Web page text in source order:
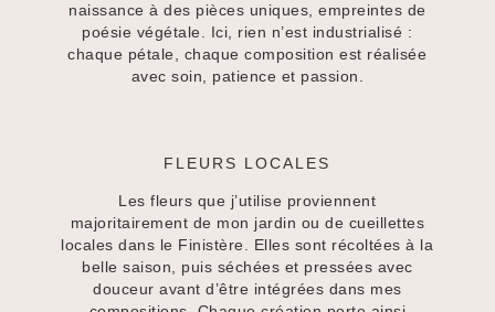
naissance à des pièces uniques, empreintes de
poésie végétale. Ici, rien n’est industrialisé :
chaque pétale, chaque composition est réalisée
avec soin, patience et passion.
FLEURS LOCALES
Les fleurs que j’utilise proviennent
majoritairement de mon jardin ou de cueillettes
locales dans le Finistère. Elles sont récoltées à la
belle saison, puis séchées et pressées avec
douceur avant d’être intégrées dans mes